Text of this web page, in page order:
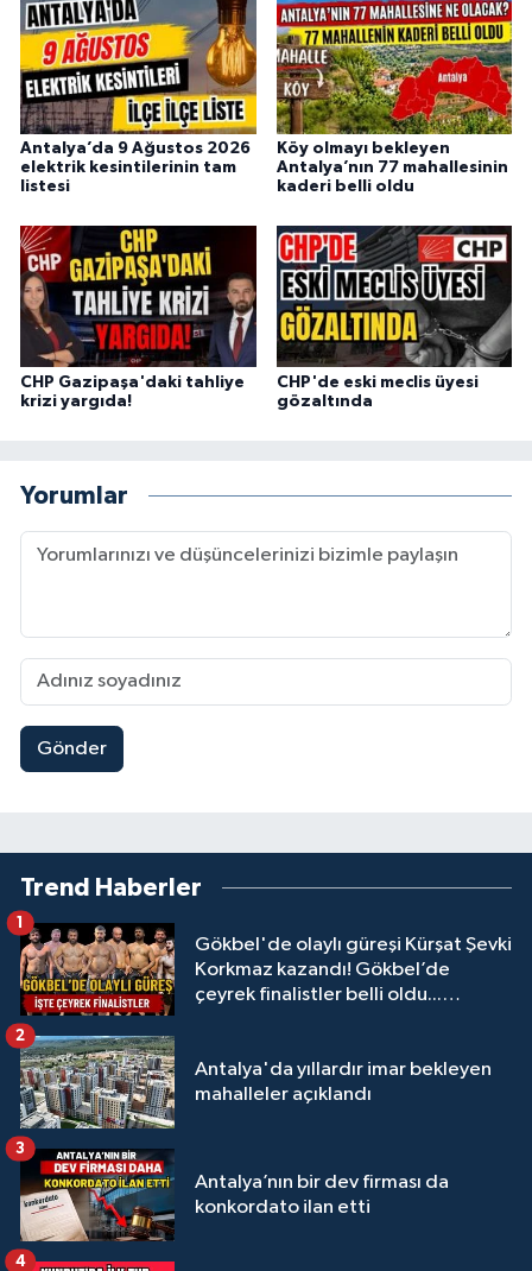
Antalya’da 9 Ağustos 2026
elektrik kesintilerinin tam
listesi
Köy olmayı bekleyen
Antalya’nın 77 mahallesinin
kaderi belli oldu
CHP Gazipaşa'daki tahliye
krizi yargıda!
CHP'de eski meclis üyesi
gözaltında
Yorumlar
Gönder
Trend Haberler
Gökbel'de olaylı güreşi Kürşat Şevki
Korkmaz kazandı! Gökbel’de
çeyrek finalistler belli oldu...
1
Antalya'da yıllardır imar bekleyen
mahalleler açıklandı
2
Antalya’nın bir dev firması da
konkordato ilan etti
3
4